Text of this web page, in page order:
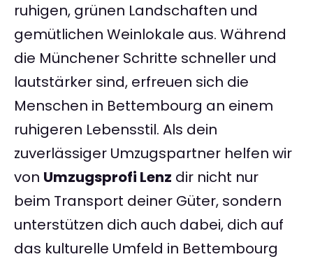
ruhigen, grünen Landschaften und
gemütlichen Weinlokale aus. Während
die Münchener Schritte schneller und
lautstärker sind, erfreuen sich die
Menschen in Bettembourg an einem
ruhigeren Lebensstil. Als dein
zuverlässiger Umzugspartner helfen wir
von Umzugsprofi Lenz dir nicht nur
beim Transport deiner Güter, sondern
unterstützen dich auch dabei, dich auf
das kulturelle Umfeld in Bettembourg